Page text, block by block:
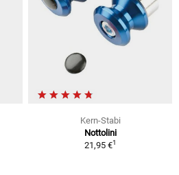
Kern-Stabi
Nottolini
21,95 €1